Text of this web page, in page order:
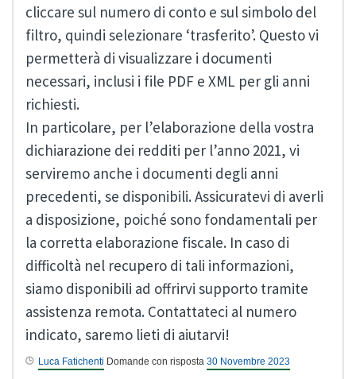
cliccare sul numero di conto e sul simbolo del
filtro, quindi selezionare ‘trasferito’. Questo vi
permetterà di visualizzare i documenti
necessari, inclusi i file PDF e XML per gli anni
richiesti.
In particolare, per l’elaborazione della vostra
dichiarazione dei redditi per l’anno 2021, vi
serviremo anche i documenti degli anni
precedenti, se disponibili. Assicuratevi di averli
a disposizione, poiché sono fondamentali per
la corretta elaborazione fiscale. In caso di
difficoltà nel recupero di tali informazioni,
siamo disponibili ad offrirvi supporto tramite
assistenza remota. Contattateci al numero
indicato, saremo lieti di aiutarvi!
Luca Fatichenti Domande con risposta 30 Novembre 2023